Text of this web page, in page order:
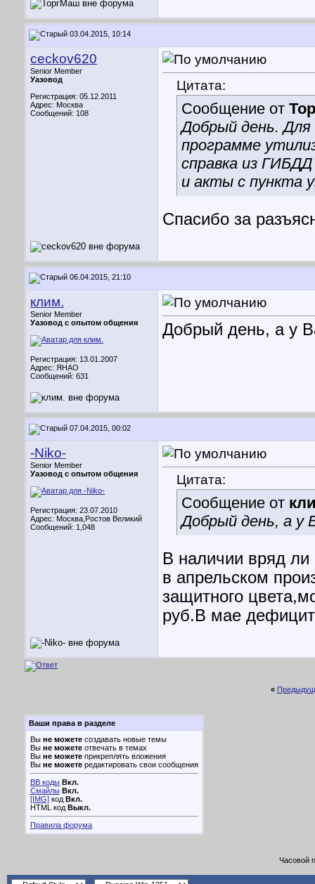
03.04.2015, 10:14
ceckov620
Senior Member
Уазовод
Регистрация: 05.12.2011
Адрес: Москва
Сообщений: 108
Цитата:
Сообщение от
Добрый день. Для
программе
справка из
и акты с пункта
Спасибо за
06.04.2015, 21:10
клим.
Senior Member
Уазовод с опытом общения
Регистрация: 13.01.2007
Адрес: ЯНАО
Сообщений: 631
Добрый день, а у
07.04.2015, 00:02
-Niko-
Senior Member
Уазовод с опытом общения
Регистрация: 23.07.2010
Адрес: Москва,Ростов Великий
Сообщений: 1,048
Цитата:
Сообщение от
Добрый день, а у
В наличии вряд ли
в апрельском
защитного
руб.В мае
«
Ваши права в разделе
Вы не можете создавать новые темы
Вы не можете отвечать в темах
Вы не можете прикреплять вложения
Вы не можете редактировать свои сообщения
BB коды Вкл.
Смайлы Вкл.
[IMG] код Вкл.
HTML код Выкл.
Правила форума
Часовой